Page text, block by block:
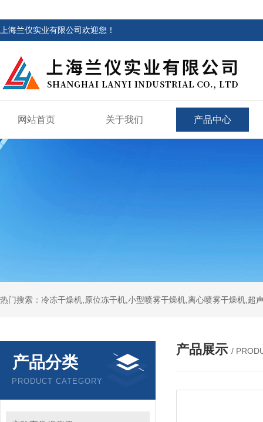
上海兰仪实业有限公司欢迎您！
网站首页 关于我们 产品中心
热门搜索：冷冻干燥机,原位冻干机,小型喷雾干燥机,离心喷雾干燥机,超
产品分类
PRODUCT CATEGORY
产品展示 /